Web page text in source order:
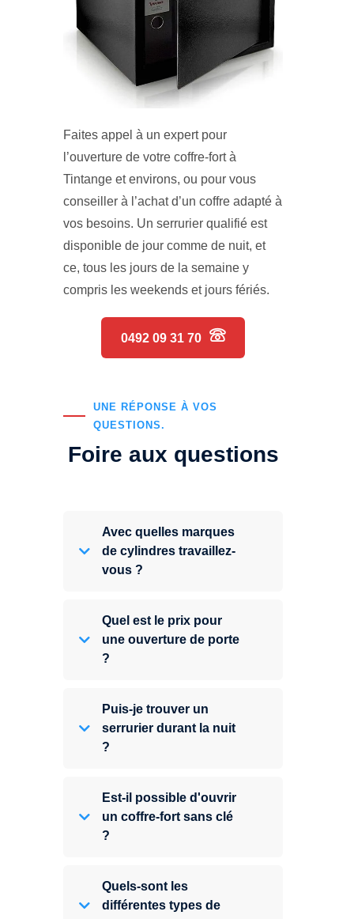
Faites appel à un expert pour
l’ouverture de votre coffre-fort à
Tintange et environs, ou pour vous
conseiller à l’achat d’un coffre adapté à
vos besoins. Un serrurier qualifié est
disponible de jour comme de nuit, et
ce, tous les jours de la semaine y
compris les weekends et jours fériés.
0492 09 31 70
UNE RÉPONSE À VOS
QUESTIONS.
Foire aux questions
Avec quelles marques
de cylindres travaillez-
vous ?
Quel est le prix pour
une ouverture de porte
?
Puis-je trouver un
serrurier durant la nuit
?
Est-il possible d'ouvrir
un coffre-fort sans clé
?
Quels-sont les
différentes types de